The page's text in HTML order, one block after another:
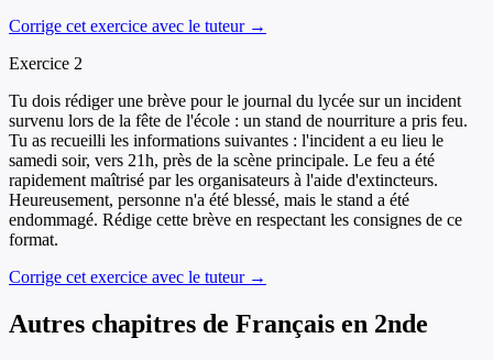
Corrige cet exercice avec le tuteur →
Exercice 2
Tu dois rédiger une brève pour le journal du lycée sur un incident
survenu lors de la fête de l'école : un stand de nourriture a pris feu.
Tu as recueilli les informations suivantes : l'incident a eu lieu le
samedi soir, vers 21h, près de la scène principale. Le feu a été
rapidement maîtrisé par les organisateurs à l'aide d'extincteurs.
Heureusement, personne n'a été blessé, mais le stand a été
endommagé. Rédige cette brève en respectant les consignes de ce
format.
Corrige cet exercice avec le tuteur →
Autres chapitres de Français en 2nde